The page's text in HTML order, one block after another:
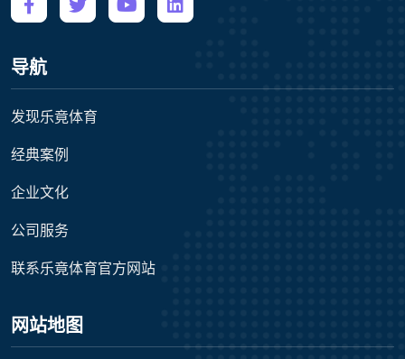
导航
发现乐竟体育
经典案例
企业文化
公司服务
联系乐竟体育官方网站
网站地图